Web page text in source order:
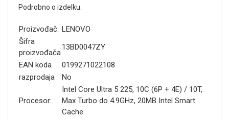
Podrobno o izdelku:
Proizvođač: LENOVO
Šifra
proizvođača
13BD0047ZY
EAN koda
0199271022108
razprodaja
No
Procesor:
Intel Core Ultra 5 225, 10C (6P + 4E) / 10T,
Max Turbo do 4.9GHz, 20MB Intel Smart
Cache